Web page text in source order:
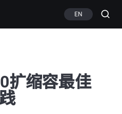
EN
扩缩容最佳